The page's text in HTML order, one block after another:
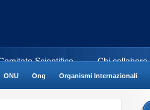
Chi collabora
Scientifico
ONU Ong Organismi Internazionali